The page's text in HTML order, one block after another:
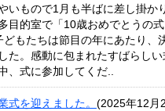
いもので1月も半ばに差し掛か
目的室で「10歳おめでとうの
どもたちは節目の年にあたり、
た。感動に包まれたすばらしい
、式に参加してくだ..
式を迎えました。 (2025年12月